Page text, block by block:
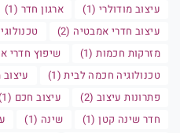
עיצוב מודולרי (1)
ארגון חדר (1)
עיצוב חדרי אמבטיה (2)
מזרקות חכמות (1)
שיפוץ חדרי
טכנולוגיה חכמה לבית (1)
עיצוב
פתרונות עיצוב (2)
עיצוב חכם (1)
חדר שינה קטן (1)
שינה (1)